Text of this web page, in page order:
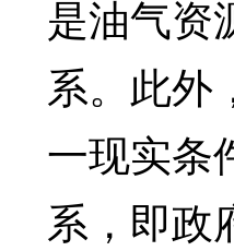
是油气资
系。此外
一现实条
系，即政